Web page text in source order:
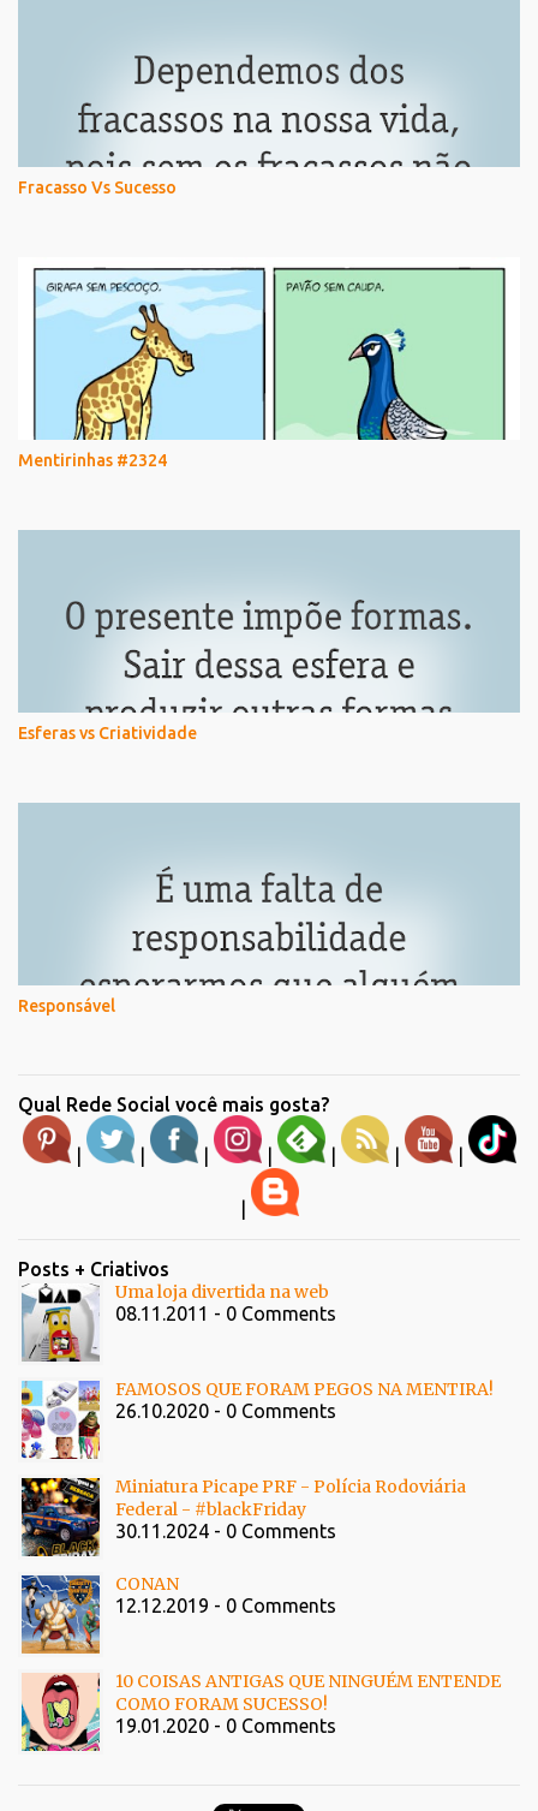
Fracasso Vs Sucesso
Mentirinhas #2324
Esferas vs Criatividade
Responsável
Qual Rede Social você mais gosta?
| | | | | | |
Posts + Criativos
Uma loja divertida na web
08.11.2011 - 0 Comments
FAMOSOS QUE FORAM PEGOS NA MENTIRA!
26.10.2020 - 0 Comments
Miniatura Picape PRF - Polícia Rodoviária
Federal - #blackFriday
30.11.2024 - 0 Comments
CONAN
12.12.2019 - 0 Comments
10 COISAS ANTIGAS QUE NINGUÉM ENTENDE
COMO FORAM SUCESSO!
19.01.2020 - 0 Comments